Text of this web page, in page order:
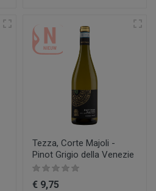
Tezza, Corte Majoli -
Pinot Grigio della Venezie
€ 9,75